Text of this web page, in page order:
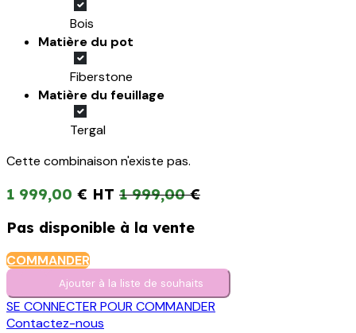
Bois
Matière du pot
Fiberstone
Matière du feuillage
Tergal
Cette combinaison n'existe pas.
1 999,00 € 1 999,00€
Pas disponible à la vente
COMMANDER
Ajouter à la liste de s​o​uh​aits
SE CONNECTER POUR COMMANDER
Contactez-nous